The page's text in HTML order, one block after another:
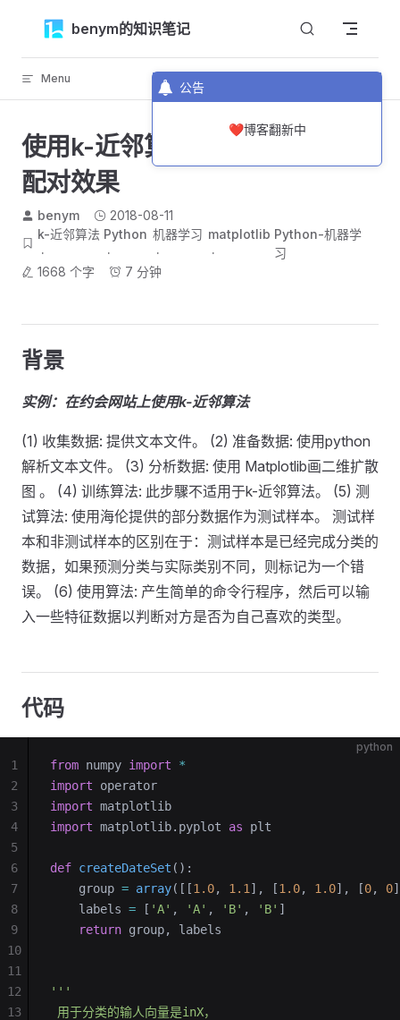
公告
❤️博客翻新中
Skip to contentbenym的知识笔记
Menu 返回顶部
使用k-近邻算法改进约会网站的
配对效果
benym
2018-08-11
k-近邻算法 Python 机器学习 matplotlib Python-机器学
习
1668 个字
7 分钟
背景
实例：在约会网站上使用k-近邻算法
(1) 收集数据: 提供文本文件。 (2) 准备数据: 使用python
解析文本文件。 (3) 分析数据: 使用 Matplotlib画二维扩散
图 。 (4) 训练算法: 此步驟不适用于k-近邻算法。 (5) 测
试算法: 使用海伦提供的部分数据作为测试样本。 测试样
本和非测试样本的区别在于：测试样本是已经完成分类的
数据，如果预测分类与实际类别不同，则标记为一个错
误。 (6) 使用算法: 产生简单的命令行程序，然后可以输
入一些特征数据以判断对方是否为自己喜欢的类型。
代码
python
from numpy import *
import operator
import matplotlib
import matplotlib.pyplot as plt
def createDateSet ():
    group
= array([[1.0, 1.1 ], [1.0, 1.0], [0, 0
    labels
= [ 'A' , 'A' , 'B' , 'B' ]
    return
group, labels
'''
用于分类的输人向量是inX，
1
2
3
4
5
6
7
8
9
10
11
12
13